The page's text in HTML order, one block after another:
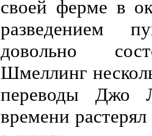
своей ферме в
разведением
довольно
Шмеллинг
переводы Джо
времени